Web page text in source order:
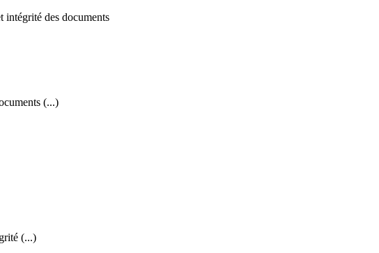
intégrité des documents
(...)
(...)